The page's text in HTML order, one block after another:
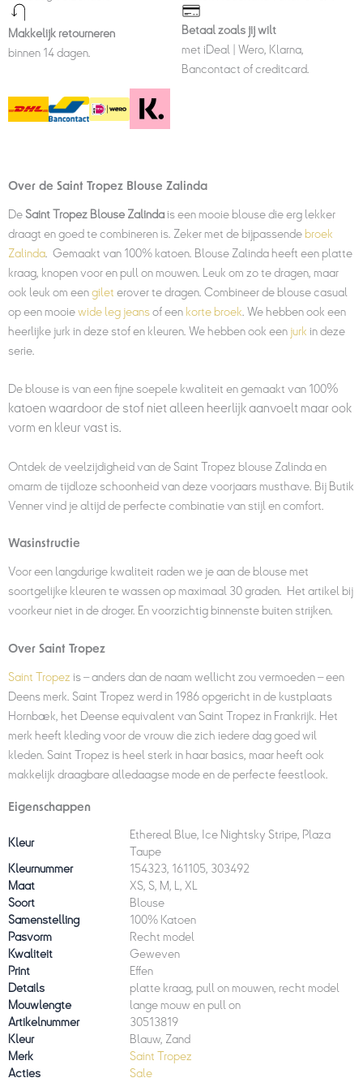
Makkelijk retourneren
binnen 14 dagen.
Betaal zoals jij wilt
met iDeal | Wero, Klarna,
Bancontact of creditcard.
Over de Saint Tropez Blouse Zalinda
De Saint Tropez Blouse Zalindais een mooie blouse die erg lekker
draagt en goed te combineren is. Zeker met de bijpassende broek
Zalinda . Gemaakt van 100% katoen. Blouse Zalinda heeft een platte
kraag, knopen voor en pull on mouwen. Leuk om zo te dragen, maar
ook leuk om eengilet erover te dragen. Combineer de blouse casual
op een mooiewide leg jeansof een korte broek . We hebben ook een
heerlijke jurk in deze stof en kleuren. We hebben ook een jurk in deze
serie.
De blouse is van een fijne soepele kwaliteit en gemaakt van 100%
katoen waardoor de stof niet alleen heerlijk aanvoelt maar ook
vorm en kleur vast is.
Ontdek de veelzijdigheid van de Saint Tropez blouse Zalinda en
omarm de tijdloze schoonheid van deze voorjaars musthave. Bij Butik
Venner vind je altijd de perfecte combinatie van stijl en comfort.
Wasinstructie
Voor een langdurige kwaliteit raden we je aan de blouse met
soortgelijke kleuren te wassen op maximaal 30 graden. Het artikel bij
voorkeur niet in de droger. En voorzichtig binnenste buiten strijken.
Over Saint Tropez
Saint Tropez is – anders dan de naam wellicht zou vermoeden – een
Deens merk. Saint Tropez werd in 1986 opgericht in de kustplaats
Hornbæk, het Deense equivalent van Saint Tropez in Frankrijk. Het
merk heeft kleding voor de vrouw die zich iedere dag goed wil
kleden. Saint Tropez is heel sterk in haar basics, maar heeft ook
makkelijk draagbare alledaagse mode en de perfecte feestlook.
Eigenschappen
Kleur
Ethereal Blue, Ice Nightsky Stripe, Plaza
Taupe
Kleurnummer
154323, 161105, 303492
Maat
XS, S, M, L, XL
Soort
Blouse
Samenstelling
100% Katoen
Pasvorm
Recht model
Kwaliteit
Geweven
Print
Effen
Details
platte kraag, pull on mouwen, recht model
Mouwlengte
lange mouw en pull on
Artikelnummer
30513819
Kleur
Blauw, Zand
Merk
Saint Tropez
Acties
Sale